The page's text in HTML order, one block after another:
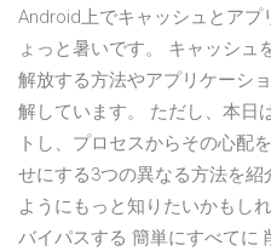
Android上でキャッシュとアプ
ょっと暑いです。 キャッシュ
解放する方法やアプリケーシ
解しています。 ただし、本日
トし、プロセスからその心配
せにする3つの異なる方法を
ようにもっと知りたいかもし
バイパスする 簡単にすべてに